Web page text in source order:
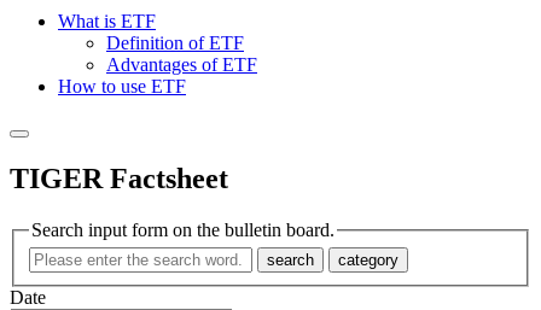
What is ETF
Definition of ETF
Advantages of ETF
How to use ETF
TIGER Factsheet
Search input form on the bulletin board.
search category
Date